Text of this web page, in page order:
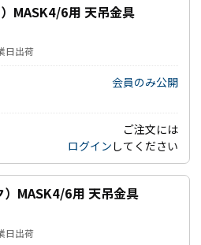
MASK4/6用 天吊金具
日出荷
会員のみ公開
ご注文には
ログイン してください
）MASK4/6用 天吊金具
日出荷